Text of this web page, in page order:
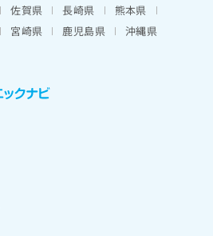
佐賀県 長崎県
熊本県
宮崎県 鹿児島県 沖縄県